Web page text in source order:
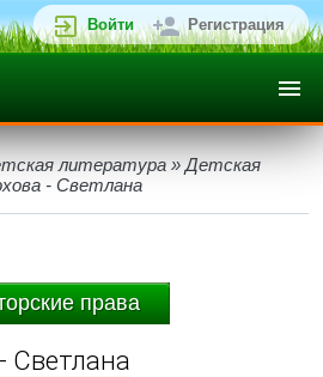
Войти Регистрация
литература » Детская
- Светлана
права
Светлана